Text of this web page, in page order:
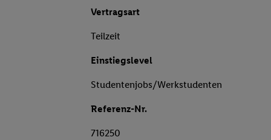
Vertragsart
Teilzeit
Einstiegslevel
Studentenjobs/Werkstudenten
Referenz-Nr.
716250